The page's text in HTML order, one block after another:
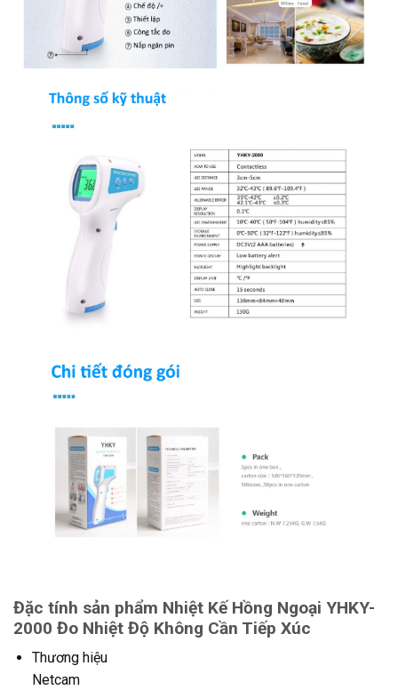
Đặc tính sản phẩm Nhiệt Kế Hồng Ngoại YHKY-
2000 Đo Nhiệt Độ Không Cần Tiếp Xúc
Thương hiệu
Netcam